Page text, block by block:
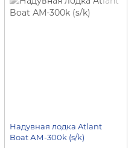
Надувная лодка Atlant
Boat АМ-300k (s/k)